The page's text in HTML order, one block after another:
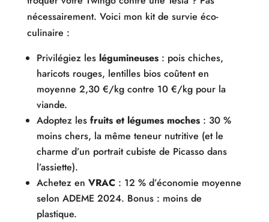
nécessairement. Voici mon kit de survie éco-
culinaire :
Privilégiez les légumineuses: pois chiches,
haricots rouges, lentilles bios coûtent en
moyenne 2,30 €/kg contre 10 €/kg pour la
viande.
Adoptez les fruits et légumes moches: 30 %
moins chers, la même teneur nutritive (et le
charme d’un portrait cubiste de Picasso dans
l’assiette).
Achetez en VRAC: 12 % d’économie moyenne
selon ADEME 2024. Bonus : moins de
plastique.